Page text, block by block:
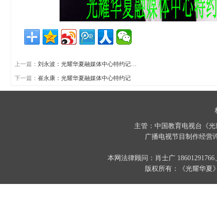
上一篇：刘永波：光耀华夏融媒体中心特约记…
下一篇：崔永康：光耀华夏融媒体中心特约记
主管：中国教育电视台《
广播电视节目制作经营
本网法律顾问：肖士广
版权所有：《光耀华夏